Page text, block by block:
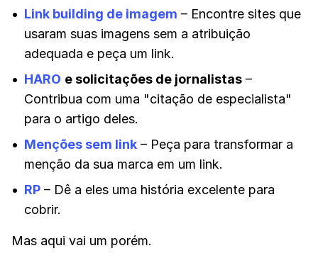
Link building de imagem – Encontre sites que
usaram suas imagens sem a atribuição
adequada e peça um link.
HARO e solicitações de jornalistas –
Contribua com uma "citação de especialista"
para o artigo deles.
Menções sem link – Peça para transformar a
menção da sua marca em um link.
RP – Dê a eles uma história excelente para
cobrir.
Mas aqui vai um porém.